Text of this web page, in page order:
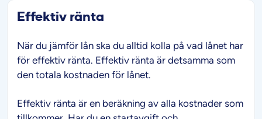
Effektiv ränta
När du jämför lån ska du alltid kolla på vad lånet har
för effektiv ränta. Effektiv ränta är detsamma som
den totala kostnaden för lånet.
Effektiv ränta är en beräkning av alla kostnader som